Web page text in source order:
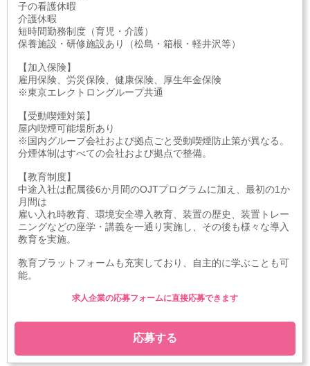
子の看護休暇
介護休暇
短時間勤務制度（育児・介護）
保養施設・研修施設あり（松島・箱根・軽井沢等）
【加入保険】
雇用保険、労災保険、健康保険、厚生年金保険
※東京エレクトロングループ共通
【受動喫煙対策】
屋内喫煙可能場所あり
※国内グループ会社および拠点ごと受動喫煙防止策が異なる。
分煙体制はすべての会社および拠点で整備。
【教育制度】
中途入社は配属後6か月間のOJTプログラムに加え、最初の1か
月間は
雇い入れ時教育、環境安全導入教育、装置の歴史、装置トレー
ニングなどの座学・講義を一通り実施し、その後も様々な導入
教育を実施。
教育プラットフォームも充実しており、自主的に学ぶことも可
能。
応募する
求人企業の応募フォームに直接応募できます